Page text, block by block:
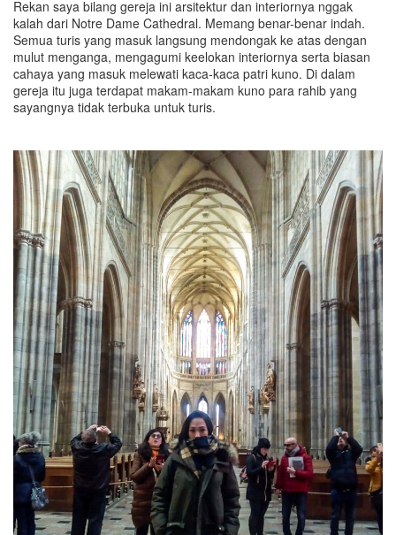
Rekan saya bilang gereja ini arsitektur dan interiornya nggak
kalah dari Notre Dame Cathedral. Memang benar-benar indah.
Semua turis yang masuk langsung mendongak ke atas dengan
mulut menganga, mengagumi keelokan interiornya serta biasan
cahaya yang masuk melewati kaca-kaca patri kuno. Di dalam
gereja itu juga terdapat makam-makam kuno para rahib yang
sayangnya tidak terbuka untuk turis.